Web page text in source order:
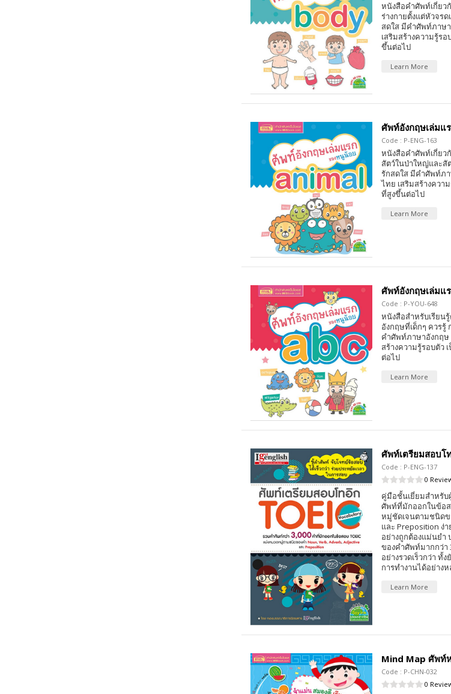
หนังสือคำศัพท์เกี่ยว
ร่างกายตั้งแต่หัวจร
สดใส มีคำศัพท์ภาษ
เสริมสร้างความรู้ร
ขึ้นต่อไป
Learn More
ศัพท์อังกฤษเล่มแ
Code : P-ENG-163
หนังสือคำศัพท์เกี่ยว
สัตว์ในป่าใหญ่และสั
รักสดใส มีคำศัพท์ภ
ไทย เสริมสร้างควา
ที่สูงขึ้นต่อไป
Learn More
ศัพท์อังกฤษเล่มแ
Code : P-YOU-648
หนังสือสำหรับเรียน
อังกฤษที่เด็กๆ ควรรู้
คำศัพท์ภาษาอังกฤษ
สร้างความรู้รอบตัว
ต่อไป
Learn More
ศัพท์เตรียมสอบโ
Code : P-ENG-137
0
คู่มือชั้นเยี่ยมสำหรับ
ศัพท์ที่มักออกในข้อส
หมู่ชัดเจนตามชนิดข
และ Preposition ง่
อย่างถูกต้องแม่นยำ
ของคำศัพท์มากกว่า
อย่างรวดเร็วกว่า ทั้
การทำงานได้อย่าง
Learn More
Mind Map ศัพท์
Code : P-CHN-032
0